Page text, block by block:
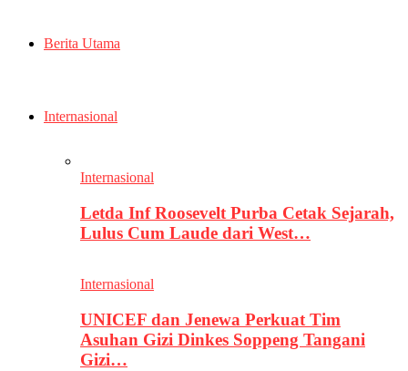
Berita Utama
Internasional
Internasional
Letda Inf Roosevelt Purba Cetak Sejarah,
Lulus Cum Laude dari West…
Internasional
UNICEF dan Jenewa Perkuat Tim
Asuhan Gizi Dinkes Soppeng Tangani
Gizi…